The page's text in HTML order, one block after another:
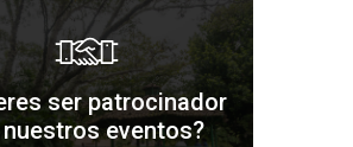
ser patrocinador
eventos?